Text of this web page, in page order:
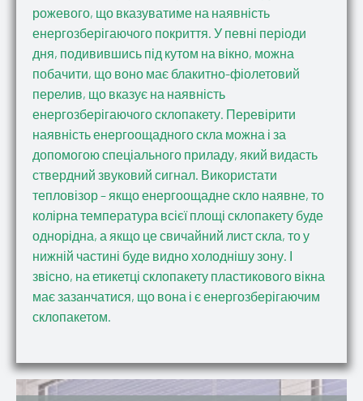
рожевого, що вказуватиме на наявність
енергозберігаючого покриття. У певні періоди
дня, подивившись під кутом на вікно, можна
побачити, що воно має блакитно-фіолетовий
перелив, що вказує на наявність
енергозберігаючого склопакету. Перевірити
наявність енергоощадного скла можна і за
допомогою спеціального приладу, який видасть
ствердний звуковий сигнал. Використати
тепловізор – якщо енергоощадне скло наявне, то
колірна температура всієї площі склопакету буде
однорідна, а якщо це свичайний лист скла, то у
нижній частині буде видно холоднішу зону. І
звісно, на етикетці склопакету пластикового вікна
має зазанчатися, що вона і є енергозберігаючим
склопакетом.